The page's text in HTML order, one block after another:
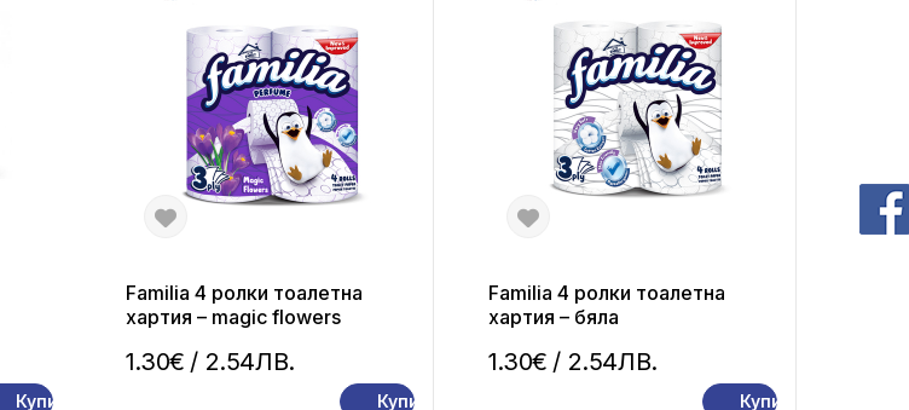
Купи
1.30€ / 2.54ЛВ.
Familia 4 ролки тоалетна
хартия – magic flowers
Купи
1.30€ / 2.54ЛВ.
Familia 4 ролки тоалетна
хартия – бяла
Купи